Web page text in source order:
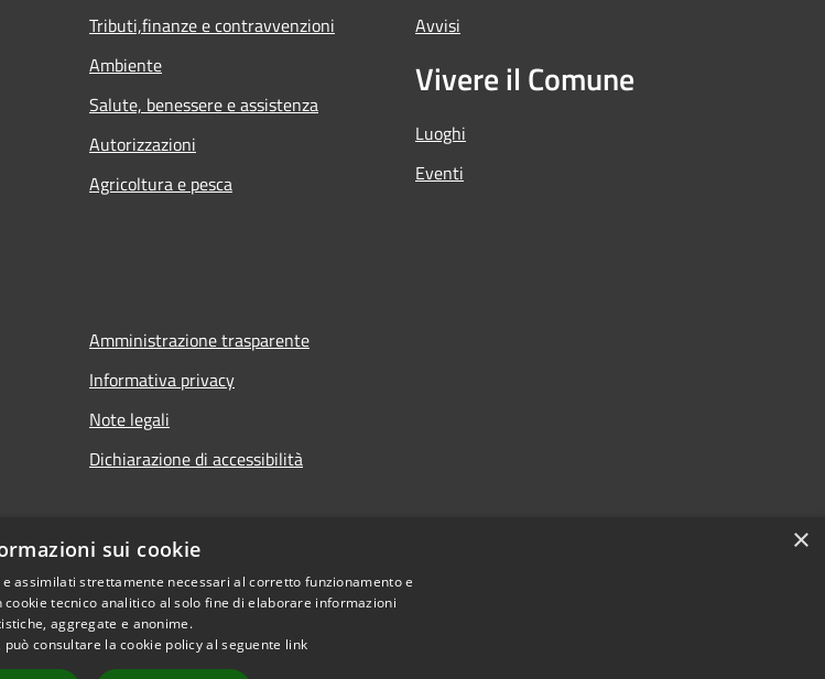
Tributi,finanze e contravvenzioni
Ambiente
Salute, benessere e assistenza
Autorizzazioni
Agricoltura e pesca
Avvisi
Vivere il Comune
Luoghi
Eventi
Amministrazione trasparente
Informativa privacy
Note legali
Dichiarazione di accessibilità
×
sui cookie
assimilati strettamente necessari al corretto funzionamento e
tecnico analitico al solo fine di elaborare informazioni
aggregate e anonime.
consultare la cookie policy al seguente link